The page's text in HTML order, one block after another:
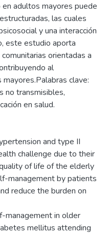
adultos mayores puede
las cuales
y una interacción
este estudio aporta
orientadas a
al
clave:
no transmisibles,
en salud.
and type II
challenge due to their
of life of the elderly
management by patients
reduce the burden on
management in older
mellitus attending